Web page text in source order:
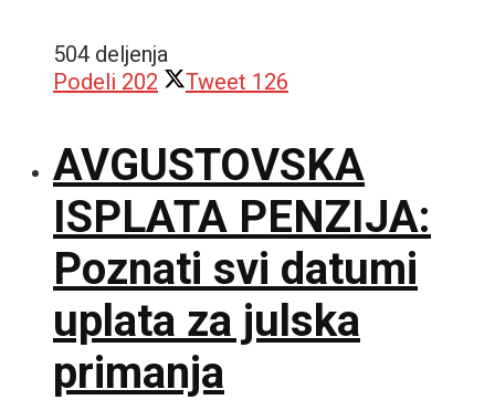
504 deljenja
Podeli 202 Tweet 126
AVGUSTOVSKA
ISPLATA PENZIJA:
Poznati svi datumi
uplata za julska
primanja